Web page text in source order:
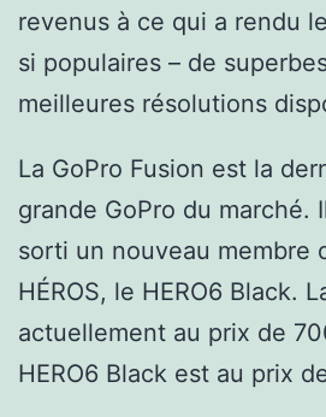
revenus à ce qui a rendu
si populaires – de
meilleures résolutions
La GoPro Fusion est la
grande GoPro du marché.
sorti un nouveau membre
HÉROS, le HERO6 Black.
actuellement au prix de
HERO6 Black est au prix